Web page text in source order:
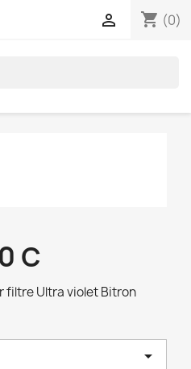
shopping_cart (0)

C
filtre Ultra violet Bitron
